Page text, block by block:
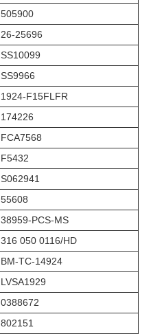
505900
26-25696
SS10099
SS9966
1924-F15FLFR
174226
FCA7568
F5432
S062941
55608
38959-PCS-MS
316 050 0116/HD
BM-TC-14924
LVSA1929
0388672
802151